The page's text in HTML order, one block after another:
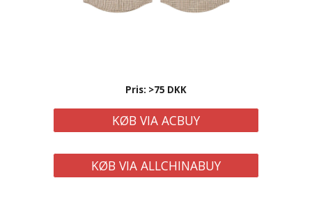
Pris: >75 DKK
KØB VIA ACBUY
KØB VIA ALLCHINABUY